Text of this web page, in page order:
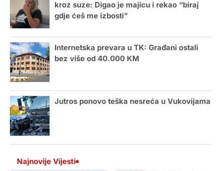
kroz suze: Digao je majicu i rekao “biraj
gdje ćeš me izbosti”
Internetska prevara u TK: Građani ostali
bez više od 40.000 KM
Jutros ponovo teška nesreća u Vukovijama
Najnovije Vijesti